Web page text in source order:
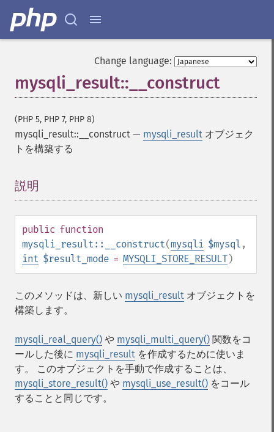
Change language:
mysqli_result::__construct
(PHP 5, PHP 7, PHP 8)
mysqli_result::__construct — mysqli_result オブジェク
トを構築する
説明
public function
mysqli_result::__construct(mysqli $mysql ,
int $result_mode = MYSQLI_STORE_RESULT)
このメソッドは、新しい mysqli_result オブジェクトを
構築します。
mysqli_real_query() や mysqli_multi_query() 関数をコ
ールした後に mysqli_result を作成するために使いま
す。 このオブジェクトを手動で作成することは、
mysqli_store_result() や mysqli_use_result() をコール
することと同じです。